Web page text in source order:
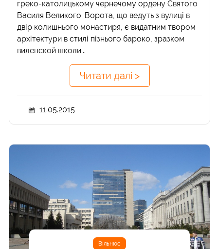
греко-католицькому чернечому ордену Святого
Василя Великого. Ворота, що ведуть з вулиці в
двір колишнього монастиря, є видатним твором
архітектури в стилі пізнього бароко, зразком
виленской школи...
Читати далі >
11.05.2015
Вільнюс